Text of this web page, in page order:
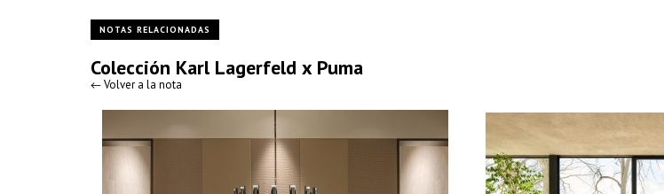
NOTAS RELACIONADAS
Colección Karl Lagerfeld x Puma
← Volver a la nota